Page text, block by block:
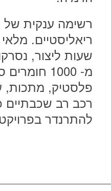
רשימה ענקית של
ריאליסטיים.
שעות ליצור,
מ- 1000
פלסטיק, מתכות,
רכב רב שכבתיים
להתרנדר